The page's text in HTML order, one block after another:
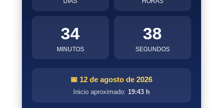
34
MINUTOS
37
SEGUNDOS
📅 12 de agosto de 2026
Inicio aproximado: 19:43 h